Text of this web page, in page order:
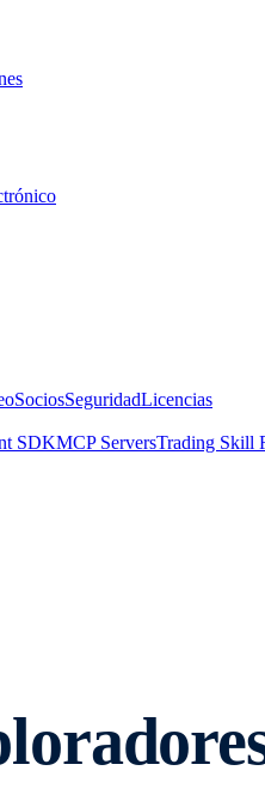
SociosSeguridadLicencias
SDKMCP ServersTrading Skill